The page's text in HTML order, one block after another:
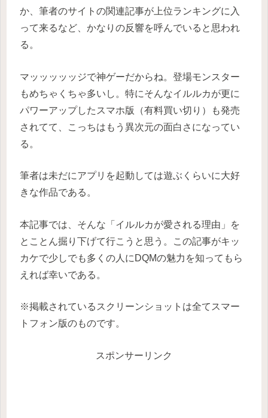
か、筆者のサイトの関連記事が上位ランキングに入
って来るなど、かなりの反響を呼んでいると思われ
る。
マッッッッッジで神ゲーだからね。登場モンスター
もめちゃくちゃ多いし。特にそんなイルルカが更に
パワーアップしたスマホ版（有料買い切り）も発売
されてて、こっちはもう異次元の面白さになってい
る。
筆者は未だにアプリを起動しては遊ぶくらいに大好
きな作品である。
本記事では、そんな「イルルカが愛される理由」を
とことん掘り下げて行こうと思う。この記事がキッ
カケで少しでも多くの人にDQMの魅力を知ってもら
えれば幸いである。
※掲載されているスクリーンショットは全てスマー
トフォン版のものです。
スポンサーリンク